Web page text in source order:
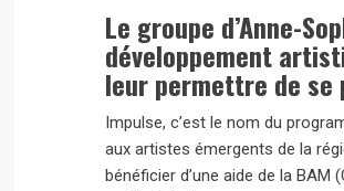
Le groupe d’Anne-
développement
leur permettre de se
Impulse, c’est le nom du
aux artistes émergents de la
bénéficier d’une aide de la